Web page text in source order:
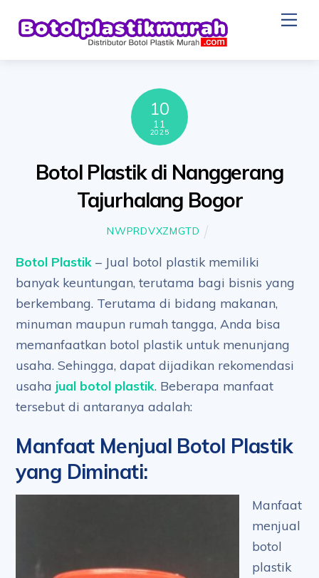
10
11
2025
Botol Plastik di Nanggerang
Tajurhalang Bogor
NWPRDVXZMGTD
Botol Plastik – Jual botol plastik memiliki
banyak keuntungan, terutama bagi bisnis yang
berkembang. Terutama di bidang makanan,
minuman maupun rumah tangga, Anda bisa
memanfaatkan botol plastik untuk menunjang
usaha. Sehingga, dapat dijadikan rekomendasi
usaha jual botol plastik. Beberapa manfaat
tersebut di antaranya adalah:
Manfaat Menjual Botol Plastik
yang Diminati:
Manfaat
menjual
botol
plastik